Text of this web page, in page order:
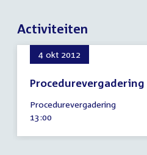
Activiteiten
4 okt 2012
Procedurevergadering
oktober
2012
Procedurevergadering
Tijd
13:00